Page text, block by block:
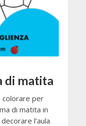
di matita
colorare per
di matita in
l’aula